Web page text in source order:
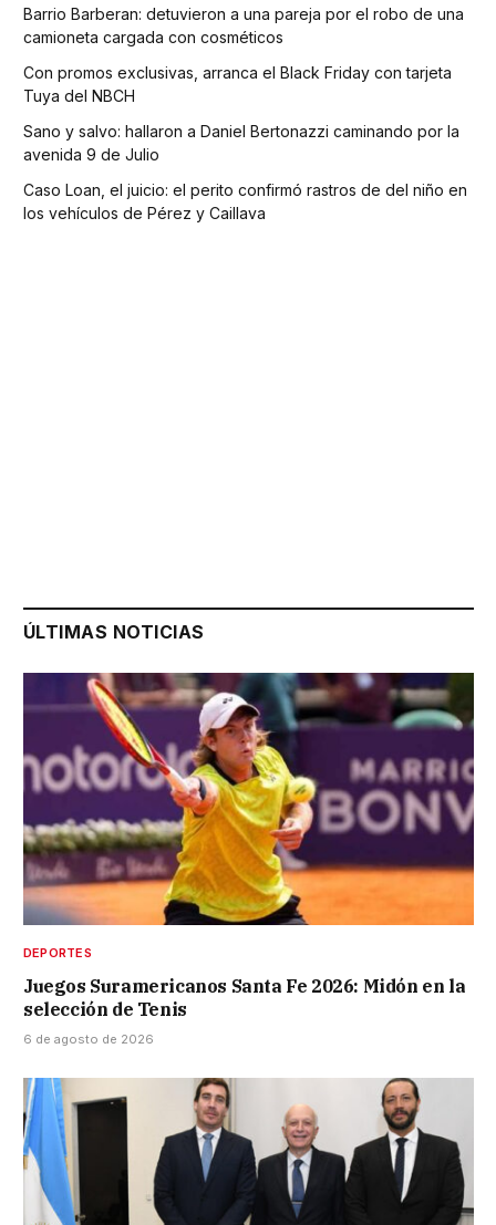
Barrio Barberan: detuvieron a una pareja por el robo de una
camioneta cargada con cosméticos
Con promos exclusivas, arranca el Black Friday con tarjeta
Tuya del NBCH
Sano y salvo: hallaron a Daniel Bertonazzi caminando por la
avenida 9 de Julio
Caso Loan, el juicio: el perito confirmó rastros de del niño en
los vehículos de Pérez y Caillava
ÚLTIMAS NOTICIAS
DEPORTES
Juegos Suramericanos Santa Fe 2026: Midón en la
selección de Tenis
6 de agosto de 2026